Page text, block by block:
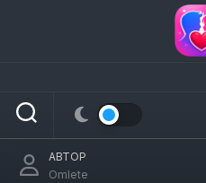
Необычные
сайте omlete.ru
АВТОР
Omlete